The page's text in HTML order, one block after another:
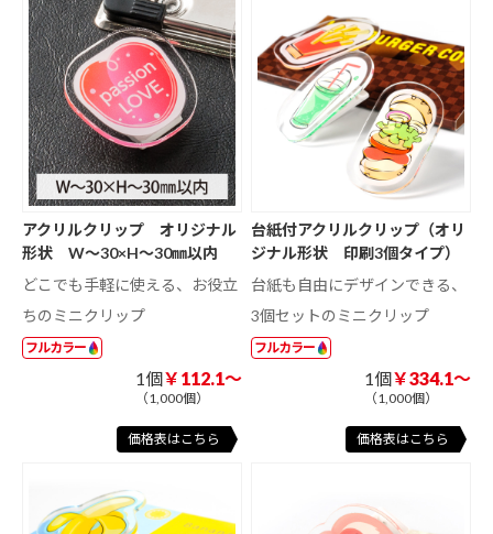
アクリルクリップ オリジナル
形状 W～30×H～30㎜以内
どこでも手軽に使える、お役立
ちのミニクリップ
フルカラー
1個￥112.1～
（1,000個）
価格表はこちら
台紙付アクリルクリップ（オリ
ジナル形状 印刷3個タイプ）
台紙も自由にデザインできる、
3個セットのミニクリップ
フルカラー
1個￥334.1～
（1,000個）
価格表はこちら